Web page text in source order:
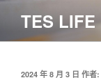
主
TES LIFE
發
2024 年 8 月 3 日 作者: